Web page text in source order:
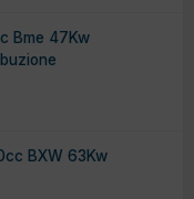
Bme 47Kw
BXW 63Kw